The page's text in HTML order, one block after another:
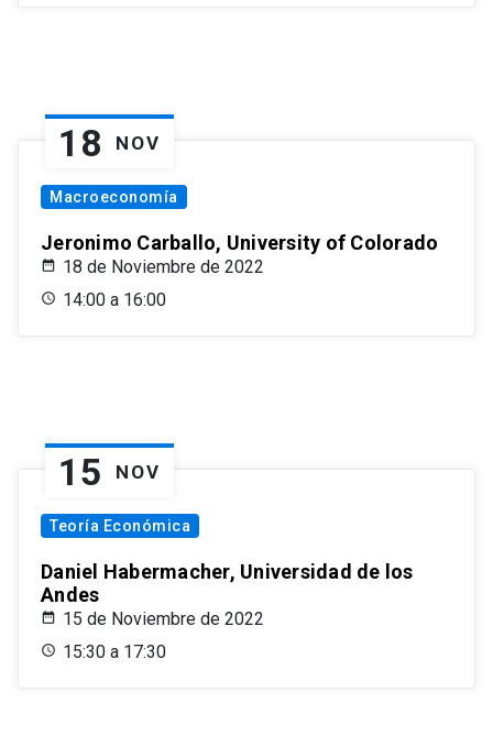
18 NOV
Macroeconomía
Jeronimo Carballo, University of Colorado
18 de Noviembre de 2022
14:00 a 16:00
15 NOV
Teoría Económica
Daniel Habermacher, Universidad de los
Andes
15 de Noviembre de 2022
15:30 a 17:30